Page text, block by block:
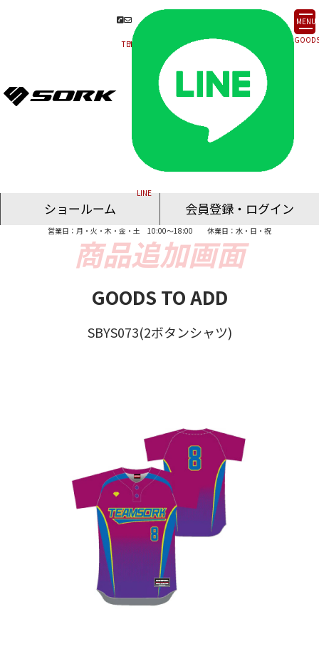
MENU
ショールーム
東京ショールーム
名古屋ショールーム
大阪ショールーム
福岡ショールーム
オンライン相談
会員登録・ログイン
営業日：月・火・木・金・土 10:00～18:00 休業日：水・日・祝
GOODS TO ADD
SBYS073(2ボタンシャツ)